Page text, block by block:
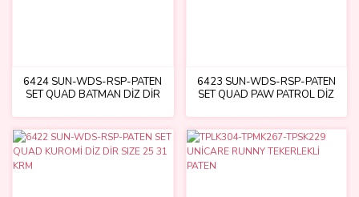
6424 SUN-WDS-RSP-PATEN
SET QUAD BATMAN DİZ DİR
6423 SUN-WDS-RSP-PATEN
SET QUAD PAW PATROL DİZ